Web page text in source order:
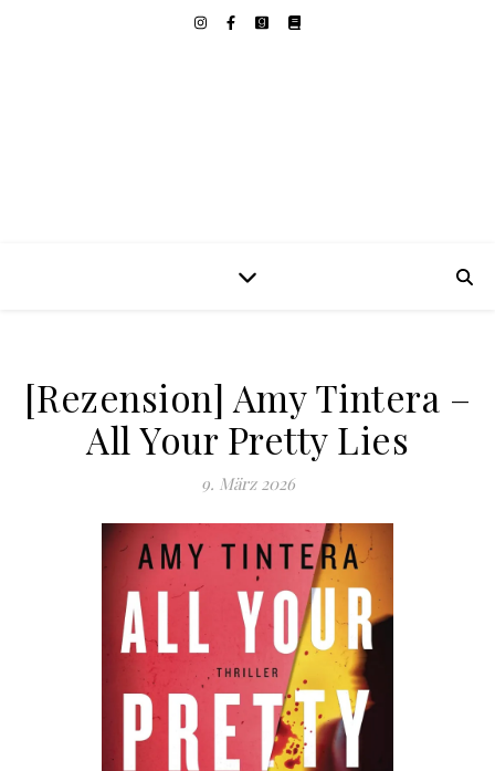
[Rezension] Amy Tintera –
All Your Pretty Lies
9. März 2026